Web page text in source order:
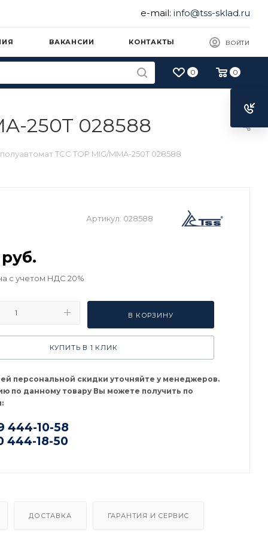
e-mail: info@tss-sklad.ru
ВАКАНСИИ КОНТАКТЫ ВОЙТИ
0 0
250T 028588
ТСС TOP MIG/MMA-250T 028588
Артикул: 028588
с учетом НДС 20%
В КОРЗИНУ
КУПИТЬ В 1 КЛИК
персональной скидки уточняйте у менеджеров.
по данному товару Вы можете получить по
444-10-58
18-50
ДОСТАВКА ГАРАНТИЯ И СЕРВИС